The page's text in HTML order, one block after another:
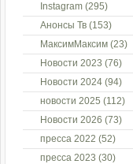
Instagram (295)
Анонсы Тв (153)
МаксимМаксим (23)
Новости 2023 (76)
Новости 2024 (94)
новости 2025 (112)
Новости 2026 (73)
пресса 2022 (52)
пресса 2023 (30)